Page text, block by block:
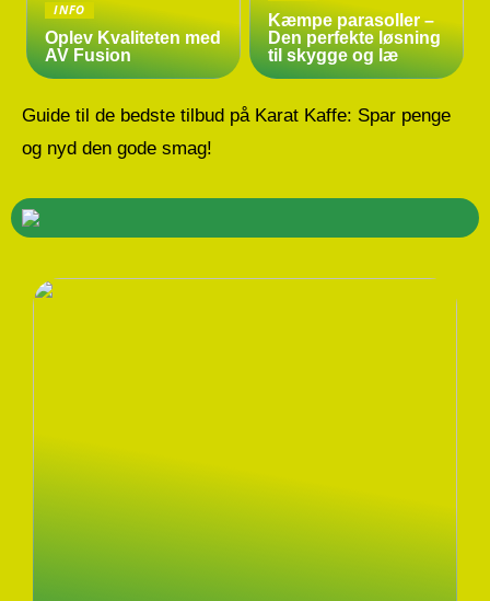
INFO
Oplev Kvaliteten med
AV Fusion
Kæmpe parasoller –
Den perfekte løsning
til skygge og læ
Guide til de bedste tilbud på Karat Kaffe: Spar penge
og nyd den gode smag!